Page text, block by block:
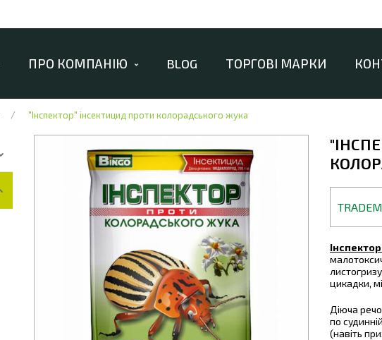
ПРО КОМПАНІЮ BLOG ТОРГОВІ МАРКИ
"Інспектор" інсектицид проти колорадського жука
цикадки,
Діюча
по
(навіть